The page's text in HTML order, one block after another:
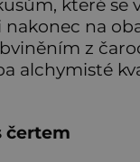
které se
nakonec na
z
alchymisté
čertem